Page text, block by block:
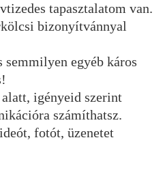
tapasztalatom van.
bizonyítvánnyal
semmilyen egyéb káros
igényeid szerint
számíthatsz.
fotót, üzenetet